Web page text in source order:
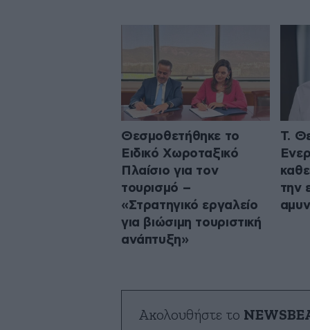
Θεσμοθετήθηκε το
Ειδικό Χωροταξικό
Πλαίσιο για τον
τουρισμό –
«Στρατηγικό εργαλείο
για βιώσιμη τουριστική
ανάπτυξη»
Τ.
την
Ακολουθήστε το